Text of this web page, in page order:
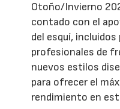
Otoño/Invierno
contado con el
del esquí,
profesionales de
nuevos estilos
para ofrecer el
rendimiento en